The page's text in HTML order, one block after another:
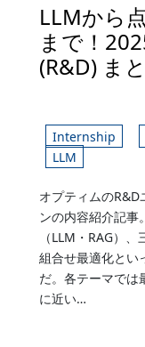
LLMから
まで！
(R&D) ま
Internship
LLM
オプティムの
ンの内容紹介記事
（LLM・RAG）
組合せ最適化とい
だ。各テーマでは
に近い…